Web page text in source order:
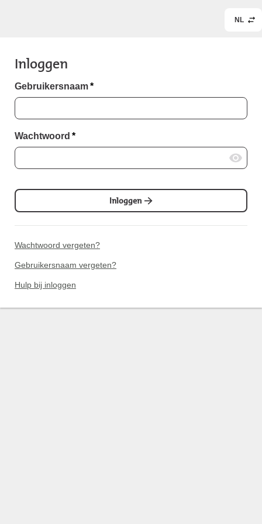
NL
Inloggen
Gebruikersnaam*
Wachtwoord *
Inloggen
Wachtwoord vergeten?
Gebruikersnaam vergeten?
Hulp bij inloggen